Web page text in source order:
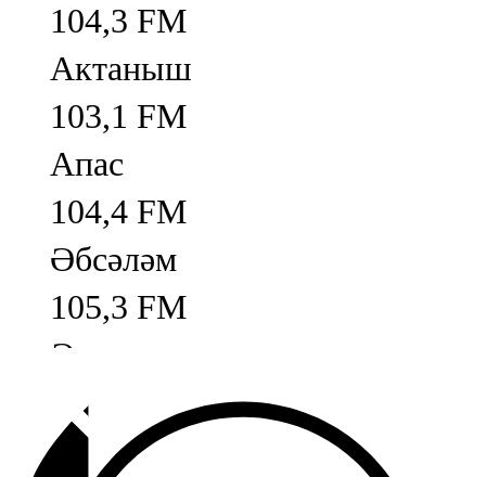
104,3 FM
Актаныш
103,1 FM
Апас
104,4 FM
Әбсәләм
105,3 FM
Әлмәт
92,9 FM
Базарлы матак